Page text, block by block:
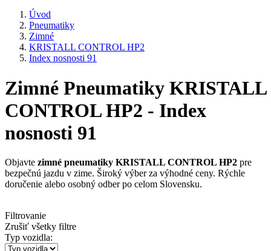
Úvod
Pneumatiky
Zimné
KRISTALL CONTROL HP2
Index nosnosti 91
Zimné Pneumatiky KRISTALL
CONTROL HP2 - Index
nosnosti 91
Objavte zimné pneumatiky KRISTALL CONTROL HP2 pre
bezpečnú jazdu v zime. Široký výber za výhodné ceny. Rýchle
doručenie alebo osobný odber po celom Slovensku.
Filtrovanie
Zrušiť všetky filtre
Typ vozidla: